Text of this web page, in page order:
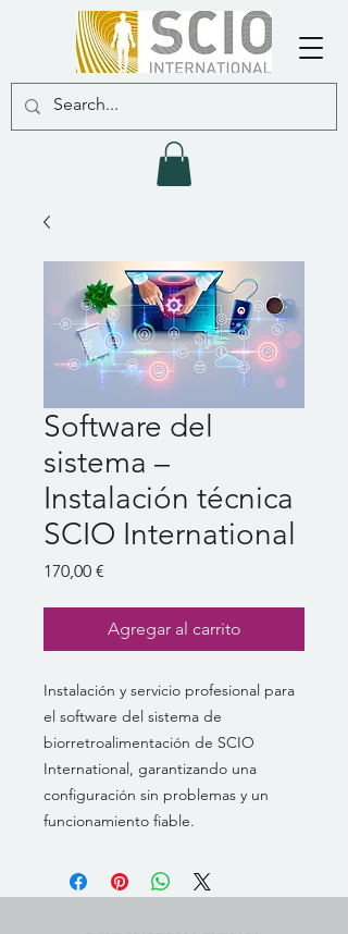
Software del
sistema –
Instalación técnica
SCIO International
170,00 €
Agregar al carrito
Instalación y servicio profesional para
el software del sistema de
biorretroalimentación de SCIO
International, garantizando una
configuración sin problemas y un
funcionamiento fiable.